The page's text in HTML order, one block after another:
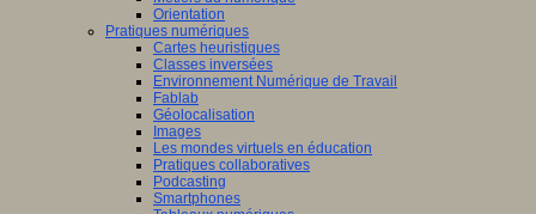
Orientation
Pratiques numériques
Cartes heuristiques
Classes inversées
Environnement Numérique de Travail
Fablab
Géolocalisation
Images
Les mondes virtuels en éducation
Pratiques collaboratives
Podcasting
Smartphones